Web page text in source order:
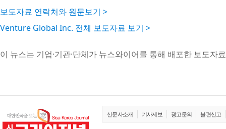
보도자료 연락처와 원문보기 >
Venture Global Inc. 전체 보도자료 보기 >
이 뉴스는 기업·기관·단체가 뉴스와이어를 통해 배포한 보도자